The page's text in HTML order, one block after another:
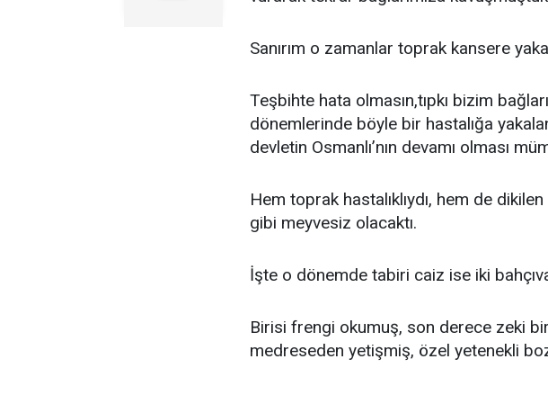
Sanırım o zamanlar toprak kansere
Teşbihte hata olmasın,tıpkı bizim
dönemlerinde böyle bir hastalığa
devletin Osmanlı’nın devamı olması
Hem toprak hastalıklıydı, hem de
gibi meyvesiz olacaktı.
İşte o dönemde tabiri caiz ise iki
Birisi frengi okumuş, son derece zeki
medreseden yetişmiş, özel yetenekli